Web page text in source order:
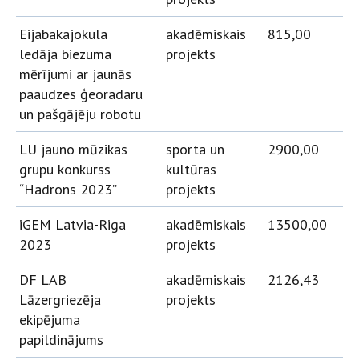
Eijabakajokula
ledāja biezuma
mērījumi ar jaunās
paaudzes ģeoradaru
un pašgājēju robotu
akadēmiskais
projekts
815,00
LU jauno mūzikas
grupu konkurss
“Hadrons 2023”
sporta un
kultūras
projekts
2900,00
iGEM Latvia-Riga
2023
akadēmiskais
projekts
13500,00
DF LAB
Lāzergriezēja
ekipējuma
papildinājums
akadēmiskais
projekts
2126,43